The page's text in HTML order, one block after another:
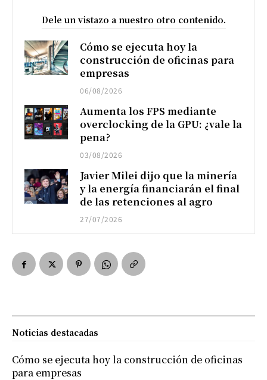
Dele un vistazo a nuestro otro contenido.
Cómo se ejecuta hoy la
construcción de oficinas para
empresas
06/08/2026
Aumenta los FPS mediante
overclocking de la GPU: ¿vale la
pena?
03/08/2026
Javier Milei dijo que la minería
y la energía financiarán el final
de las retenciones al agro
27/07/2026
Noticias destacadas
Cómo se ejecuta hoy la construcción de oficinas
para empresas